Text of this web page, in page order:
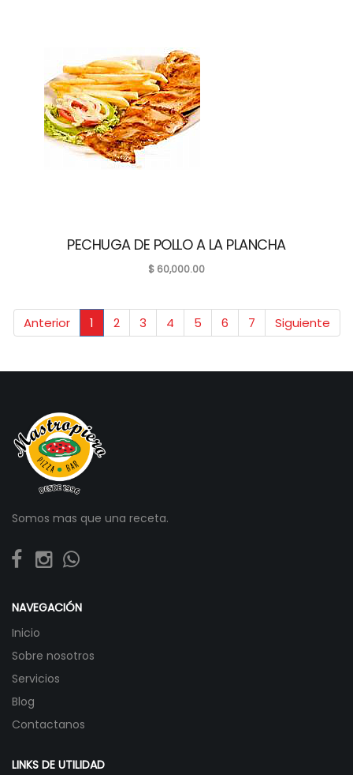
PECHUGA DE POLLO A LA PLANCHA
$ 60,000.00
Anterior 1 2 3 4 5 6 7 Siguiente
Somos mas que una receta.
NAVEGACIÓN
Inicio
Sobre nosotros
Servicios
Blog
Contactanos
LINKS DE UTILIDAD